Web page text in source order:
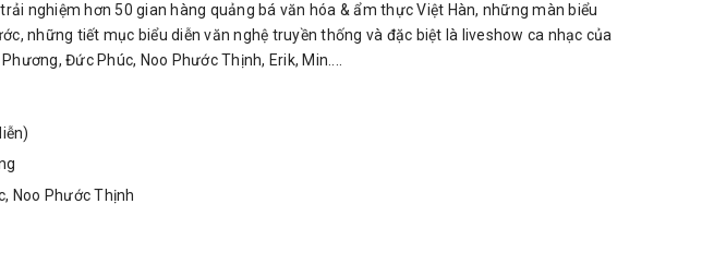
nghiệm hơn 50 gian hàng quảng bá văn hóa & ẩm thực Việt Hàn, những màn biểu
những tiết mục biểu diễn văn nghệ truyền thống và đặc biệt là liveshow ca nhạc của
Đức Phúc, Noo Phước Thịnh, Erik, Min....
Noo Phước Thịnh